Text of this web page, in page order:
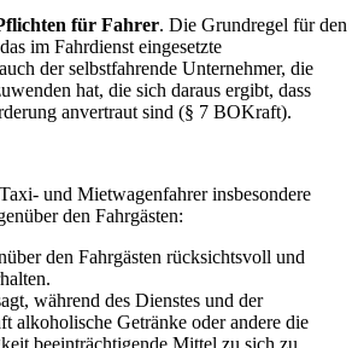
für Fahrer. Die Grundregel für den
im Fahrdienst eingesetzte
der selbstfahrende Unternehmer, die
hat, die sich daraus ergibt, dass
anvertraut sind (§ 7 BOKraft).
und Mietwagenfahrer insbesondere
den Fahrgästen:
den Fahrgästen rücksichtsvoll und
während des Dienstes und der
alkoholische Getränke oder andere die
beeinträchtigende Mittel zu sich zu